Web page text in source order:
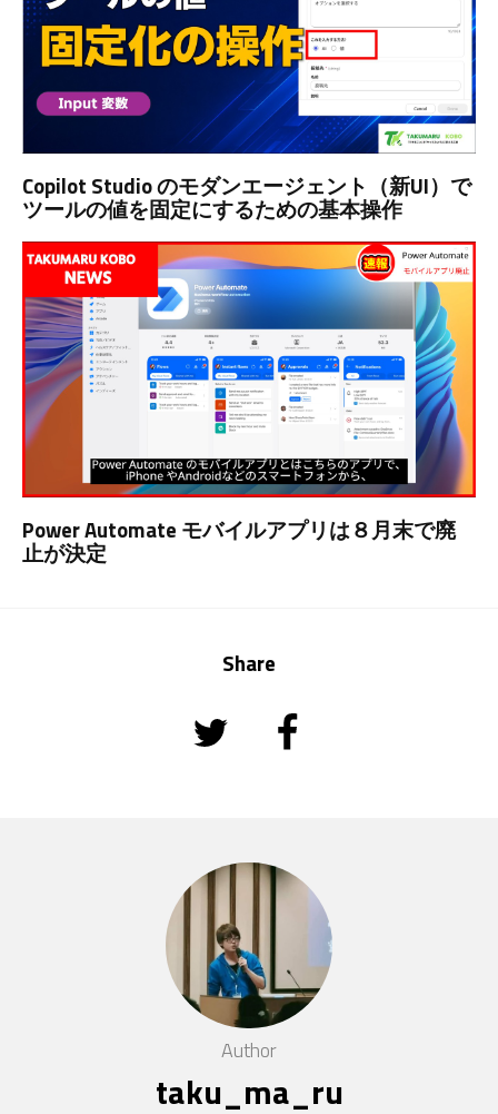
Copilot Studio のモダンエージェント（新UI）で
ツールの値を固定にするための基本操作
Power Automate モバイルアプリは８月末で廃
止が決定
Share
Author
taku_ma_ru